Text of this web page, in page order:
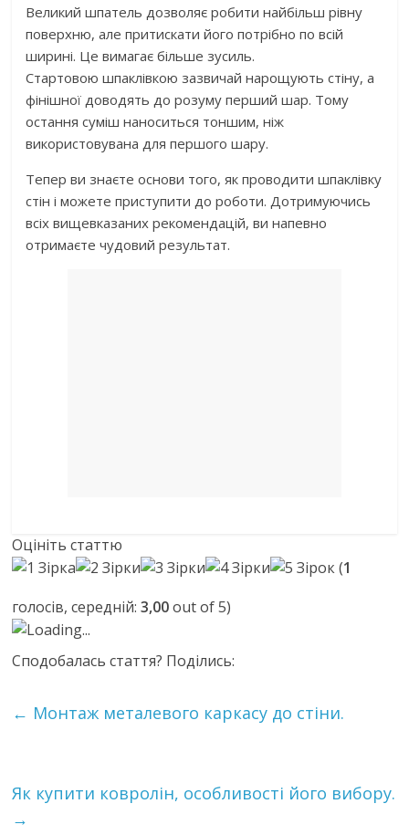
Великий шпатель дозволяє робити найбільш рівну
поверхню, але притискати його потрібно по всій
ширині. Це вимагає більше зусиль.
Стартовою шпаклівкою зазвичай нарощують стіну, а
фінішної доводять до розуму перший шар. Тому
остання суміш наноситься тоншим, ніж
використовувана для першого шару.
Тепер ви знаєте основи того, як проводити шпаклівку
стін і можете приступити до роботи. Дотримуючись
всіх вищевказаних рекомендацій, ви напевно
отримаєте чудовий результат.
Оцініть статтю
(1
голосів, середній:3,00out of 5)
Loading...
Сподобалась стаття? Поділись:
← Монтаж металевого каркасу до стіни.
Як купити ковролін, особливості його вибору.
→